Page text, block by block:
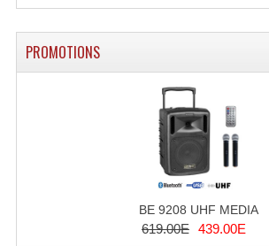
Filtres Passifs
Tweeters Pour Enceintes
Lecteurs Audio & Sources
Platines Disque Vinyles
Lecteurs Cd À Plats
PROMOTIONS
BE 9208 UHF MEDIA
619.00E 439.00E